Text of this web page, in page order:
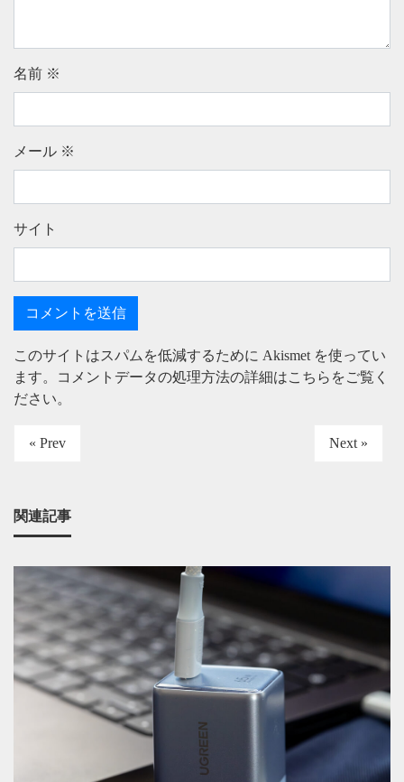
名前 ※
メール ※
サイト
このサイトはスパムを低減するために Akismet を使ってい
ます。
コメントデータの処理方法の詳細はこちらをご覧く
ださい。
« Prev Next »
関連記事